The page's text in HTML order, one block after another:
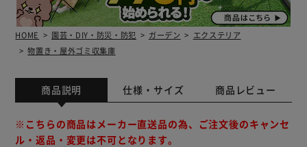
HOME 園芸・DIY・防災・防犯 ガーデン
エクステリア
物置き・屋外ゴミ収集庫
商品説明 仕様・サイズ 商品レビュー
※こちらの商品はメーカー直送品の為、ご注文後のキャンセ
ル・返品・変更は不可となります。